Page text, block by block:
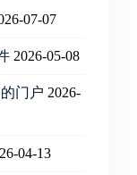
07-07
2026-05-08
门户 2026-
04-13